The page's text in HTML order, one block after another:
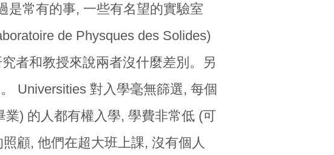
是常有的事, 一些有名望的實驗室
de Physques des Solides)
者和教授來說兩者沒什麼差別。另
Universities 對入學毫無篩選, 每個
) 的人都有權入學, 學費非常低 (可
顧, 他們在超大班上課, 沒有個人